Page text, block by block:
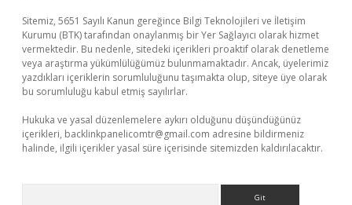
Sitemiz, 5651 Sayılı Kanun gereğince Bilgi Teknolojileri ve İletişim
Kurumu (BTK) tarafından onaylanmış bir Yer Sağlayıcı olarak hizmet
vermektedir. Bu nedenle, sitedeki içerikleri proaktif olarak denetleme
veya araştırma yükümlülüğümüz bulunmamaktadır. Ancak, üyelerimiz
yazdıkları içeriklerin sorumluluğunu taşımakta olup, siteye üye olarak
bu sorumluluğu kabul etmiş sayılırlar.
Hukuka ve yasal düzenlemelere aykırı olduğunu düşündüğünüz
içerikleri, backlinkpanelicomtr@gmail.com adresine bildirmeniz
halinde, ilgili içerikler yasal süre içerisinde sitemizden kaldırılacaktır.